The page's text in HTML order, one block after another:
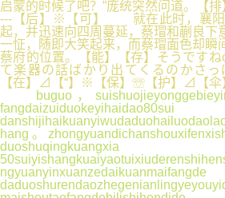
启蒙的时候了吧？”庞统突然问道。【
---【后】※【可】 就在此时，襄阳
起，并迅速向四周蔓延，蔡瑁和蒯良下
一怔，随即大笑起来，而蔡瑁面色却瞬
蔡府的位置。【能】【存】そうです
て楽器の話ばかり出てくるのかさっ
【在】⊿【“】※【保】☏【护】⊿【伞
buguo，
hang。